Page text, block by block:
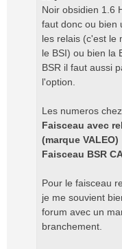
Noir obsidien 1.6
faut donc ou bien
les relais (c'est le
le BSI) ou bien la
BSR il faut aussi
l'option.
Les numeros
Faisceau avec
(marque VALEO)
Faisceau BSR
Pour le faisceau
je me souvient
forum avec un
branchement.